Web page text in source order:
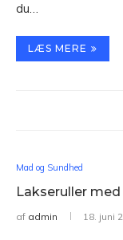
du…
LÆS MERE
Mad og Sundhed
Lakseruller
af admin 18. juni